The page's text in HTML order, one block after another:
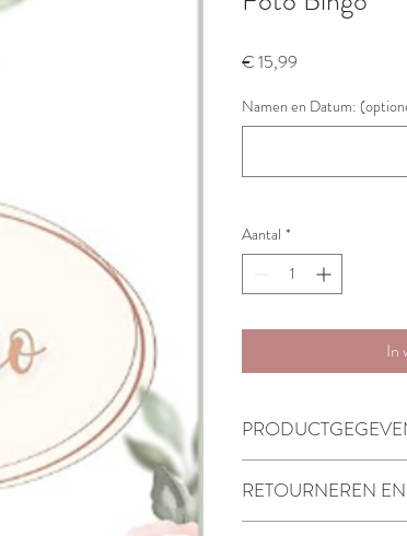
€ 15,99
Namen en Datum:
Aantal *
In
RETOURNEREN